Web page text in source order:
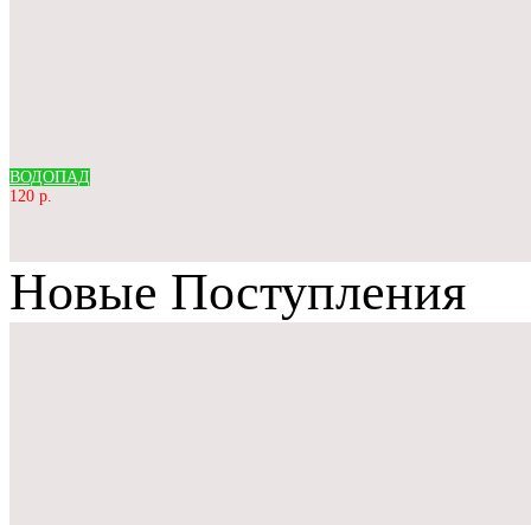
ВОДОПАД
120 р.
Новые Поступления